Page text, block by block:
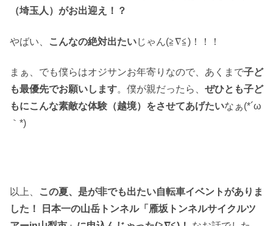
（埼玉人）がお出迎え！？
やばい、 こんなの絶対出たいじゃん(≧∇≦)！！！
まぁ、でも僕らはオジサンお年寄りなので、あくまで子ど
も最優先でお願いします。僕が親だったら、 ぜひとも子ど
もにこんな素敵な体験（越境）をさせてあげたいなぁ(*´ω
｀*)
以上、
この夏、是が非でも出たい自転車イベントがありま
した！ 日本一の山岳トンネル「雁坂トンネルサイクルツ